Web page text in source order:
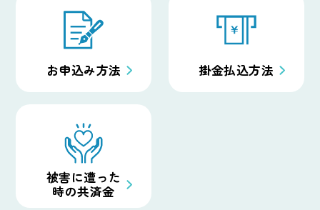
お申込み方法 掛金払込方法
被害に遭った
時の共済金